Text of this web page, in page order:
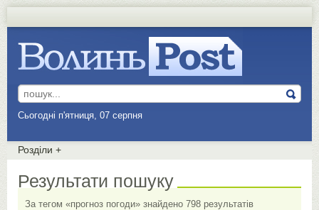
Сьогодні п'ятниця, 07 серпня
Розділи +
Результати пошуку
За тегом «прогноз погоди» знайдено 798 результатів